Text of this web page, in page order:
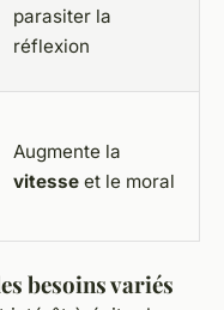
parasiter la
réflexion
Augmente la
vitesse et le moral
besoins variés